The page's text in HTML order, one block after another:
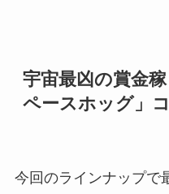
宇宙最凶の賞金
ペースホッグ」
今回のラインナップで